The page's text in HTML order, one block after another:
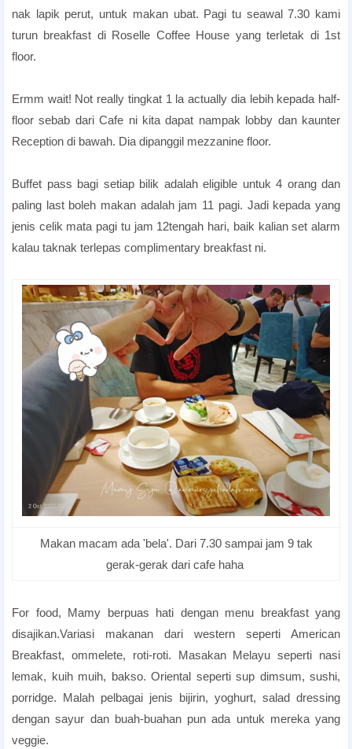
nak lapik perut, untuk makan ubat. Pagi tu seawal 7.30 kami
turun breakfast di Roselle Coffee House yang terletak di 1st
floor.
Ermm wait! Not really tingkat 1 la actually dia lebih kepada half-
floor sebab dari Cafe ni kita dapat nampak lobby dan kaunter
Reception di bawah. Dia dipanggil mezzanine floor.
Buffet pass bagi setiap bilik adalah eligible untuk 4 orang dan
paling last boleh makan adalah jam 11 pagi. Jadi kepada yang
jenis celik mata pagi tu jam 12tengah hari, baik kalian set alarm
kalau taknak terlepas complimentary breakfast ni.
Makan macam ada 'bela'. Dari 7.30 sampai jam 9 tak
gerak-gerak dari cafe haha
For food, Mamy berpuas hati dengan menu breakfast yang
disajikan.Variasi makanan dari western seperti American
Breakfast, ommelete, roti-roti. Masakan Melayu seperti nasi
lemak, kuih muih, bakso. Oriental seperti sup dimsum, sushi,
porridge. Malah pelbagai jenis bijirin, yoghurt, salad dressing
dengan sayur dan buah-buahan pun ada untuk mereka yang
veggie.